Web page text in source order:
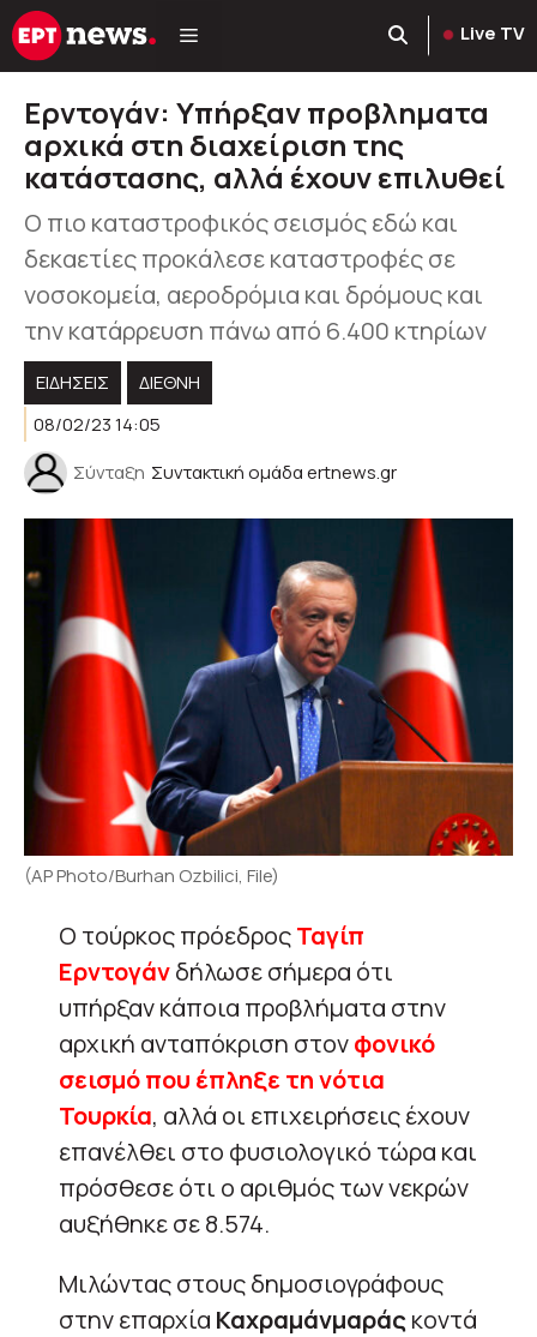
Μετάβαση
σε
Live TV
Ερντογάν: Υπήρξαν προβληματα
αρχικά στη διαχείριση της
κατάστασης, αλλά έχουν επιλυθεί
Ο πιο καταστροφικός σεισμός εδώ και
δεκαετίες προκάλεσε καταστροφές σε
νοσοκομεία, αεροδρόμια και δρόμους και
την κατάρρευση πάνω από 6.400 κτηρίων
ΕΙΔΗΣΕΙΣ
ΔΙΕΘΝΗ
08/02/23 14:05
Σύνταξη Συντακτική ομάδα ertnews.gr
(AP Photo/Burhan Ozbilici, File)
Ο τούρκος πρόεδροςΤαγίπ
Ερντογάνδήλωσε σήμερα ότι
υπήρξαν κάποια προβλήματα στην
αρχική ανταπόκριση στονφονικό
σεισμό που έπληξε τη νότια
Τουρκία, αλλά οι επιχειρήσεις έχουν
επανέλθει στο φυσιολογικό τώρα και
πρόσθεσε ότι ο αριθμός των νεκρών
αυξήθηκε σε 8.574.
Μιλώντας στους δημοσιογράφους
στην επαρχία Καχραμάνμαράςκοντά